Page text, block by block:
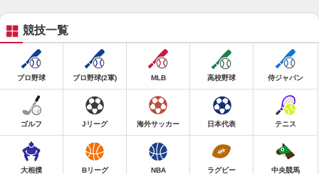
競技一覧
プロ野球 プロ野球(2軍) MLB 高校野球 侍ジャパン
ゴルフ Jリーグ 海外サッカー 日本代表 テニス
大相撲 Bリーグ NBA ラグビー 中央競馬